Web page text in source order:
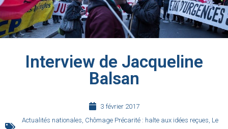
Interview de Jacqueline
Balsan
3 février 2017
Actualités nationales Chômage Précarité : halte aux idées reçues Le